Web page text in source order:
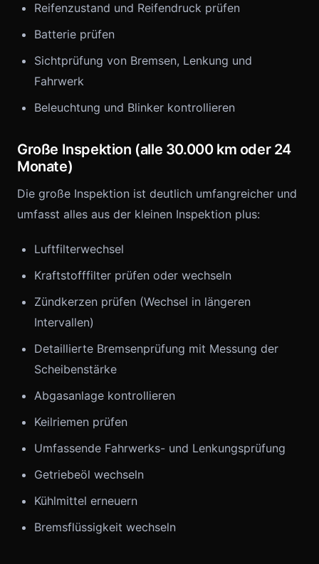
Reifenzustand und Reifendruck prüfen
Batterie prüfen
Sichtprüfung von Bremsen, Lenkung und
Fahrwerk
Beleuchtung und Blinker kontrollieren
Große Inspektion (alle 30.000 km oder 24
Monate)
Die große Inspektion ist deutlich umfangreicher und
umfasst alles aus der kleinen Inspektion plus:
Luftfilterwechsel
Kraftstofffilter prüfen oder wechseln
Zündkerzen prüfen (Wechsel in längeren
Intervallen)
Detaillierte Bremsenprüfung mit Messung der
Scheibenstärke
Abgasanlage kontrollieren
Keilriemen prüfen
Umfassende Fahrwerks- und Lenkungsprüfung
Getriebeöl wechseln
Kühlmittel erneuern
Bremsflüssigkeit wechseln